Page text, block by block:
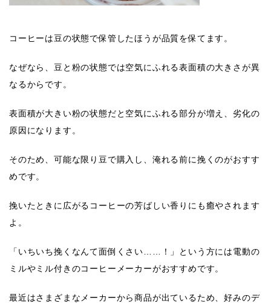
コーヒーは豆の状態で保管 したほうが品質を保てます。
なぜなら、豆と粉の状態では空気にふれる表面積の大きさが異
なるからです。
表面積が大きい粉の状態だと空気にふれる部分が増え、劣化の
原因になります。
そのため、可能な限り豆で購入し、淹れる前に挽くのがおすす
めです。
挽いたときに広がるコーヒーの芳ばしい香りにも癒やされます
よ。
「 いちいち挽くなんて面倒くさい……！
」という方には電動の
ミルやミル付きのコーヒーメーカーがおすすめです。
最近はさまざまなメーカーから商品が出ているため、好みのデ